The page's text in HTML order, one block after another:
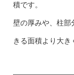
積です。
壁の厚みや、柱部
きる面積より大き